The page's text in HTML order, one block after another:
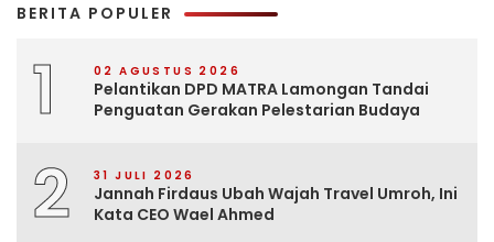
BERITA POPULER
1 02 AGUSTUS 2026
Pelantikan DPD MATRA Lamongan Tandai
Penguatan Gerakan Pelestarian Budaya
2 31 JULI 2026
Jannah Firdaus Ubah Wajah Travel Umroh, Ini
Kata CEO Wael Ahmed